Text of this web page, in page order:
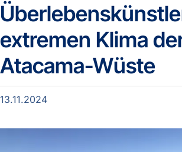
Detailseite
extremen Klima
Atacama-Wüste
13.11.2024